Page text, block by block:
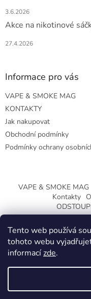
Tento web používá
tohoto webu
informacízde.
3.6.2026
Akce na nikotinové
27.4.2026
Informace pro vás
VAPE & SMOKE MAG
KONTAKTY
Jak nakupovat
Obchodní podmínky
Podmínky ochrany
VAPE & SMOKE MAG
Kontakty